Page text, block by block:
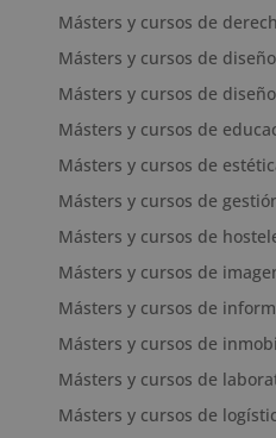
Másters y cursos de
Másters y cursos de
Másters y cursos de
Másters y cursos de
Másters y cursos de
Másters y cursos de
Másters y cursos de
Másters y cursos de
Másters y cursos de
Másters y cursos de
Másters y cursos de
Másters y cursos de